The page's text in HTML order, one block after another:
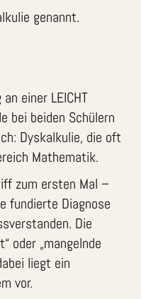
genannt.
einer LEICHT
bei beiden Schülern
Dyskalkulie, die oft
Mathematik.
zum ersten Mal –
fundierte Diagnose
Die
oder „mangelnde
liegt ein
vor.